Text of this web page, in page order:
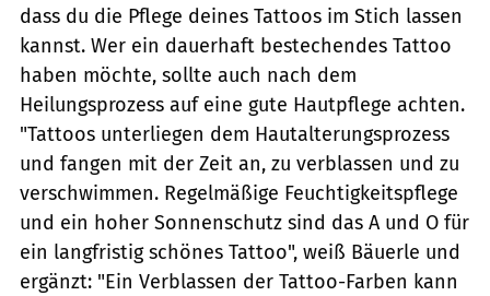
dass du die Pflege deines Tattoos im Stich lassen
kannst. Wer ein dauerhaft bestechendes Tattoo
haben möchte, sollte auch nach dem
Heilungsprozess auf eine gute Hautpflege achten.
"Tattoos unterliegen dem Hautalterungsprozess
und fangen mit der Zeit an, zu verblassen und zu
verschwimmen. Regelmäßige Feuchtigkeitspflege
und ein hoher Sonnenschutz sind das A und O für
ein langfristig schönes Tattoo", weiß Bäuerle und
ergänzt: "Ein Verblassen der Tattoo-Farben kann